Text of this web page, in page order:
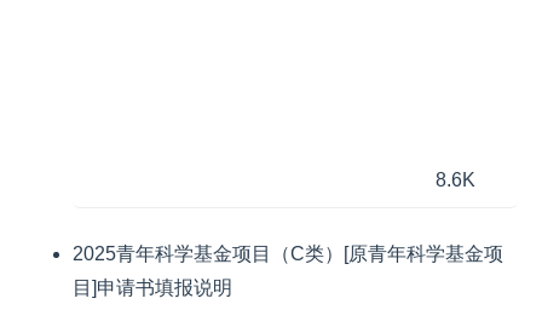
8.6K
2025青年科学基金项目（C类）[原青年科学基金项
目]申请书填报说明